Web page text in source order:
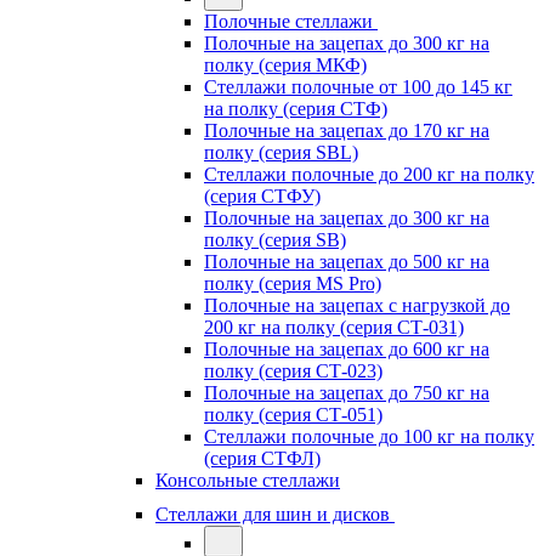
Полочные стеллажи
Полочные на зацепах до 300 кг на
полку (серия МКФ)
Стеллажи полочные от 100 до 145 кг
на полку (серия СТФ)
Полочные на зацепах до 170 кг на
полку (серия SBL)
Стеллажи полочные до 200 кг на полку
(серия СТФУ)
Полочные на зацепах до 300 кг на
полку (серия SB)
Полочные на зацепах до 500 кг на
полку (серия MS Pro)
Полочные на зацепах с нагрузкой до
200 кг на полку (серия СТ-031)
Полочные на зацепах до 600 кг на
полку (серия СТ-023)
Полочные на зацепах до 750 кг на
полку (серия СТ-051)
Стеллажи полочные до 100 кг на полку
(серия СТФЛ)
Консольные стеллажи
Стеллажи для шин и дисков